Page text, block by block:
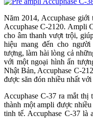
Năm 2014, Accuphase
Accuphase C-2120. Ampli
cho âm thanh vượt trội,
hiệu mang đến cho
tượng, làm hài lòng cả
với một ngoại hình ấn
Nhật Bản, Accuphase C-
được săn đón nhiều nhất
Accuphase C-37 ra mắt thị
thành một ampli được
tinh tế. Accuphase C-37 là